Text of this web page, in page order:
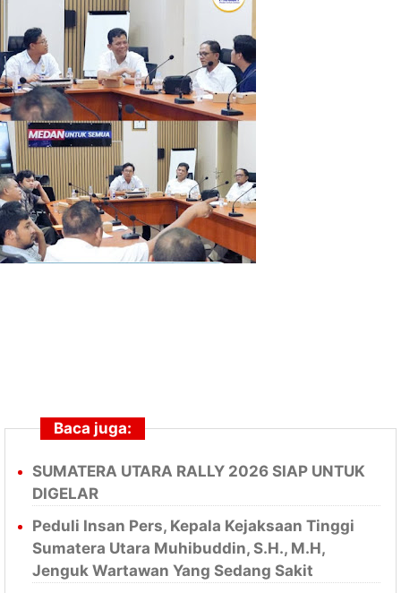
Baca juga:
SUMATERA UTARA RALLY 2026 SIAP UNTUK
DIGELAR
Peduli Insan Pers, Kepala Kejaksaan Tinggi
Sumatera Utara Muhibuddin, S.H., M.H,
Jenguk Wartawan Yang Sedang Sakit